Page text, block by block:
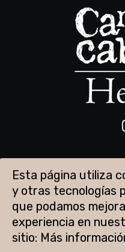
Aviso legal
Esta página utiliza
y otras tecnologías
que podamos
experiencia en
sitio: Más